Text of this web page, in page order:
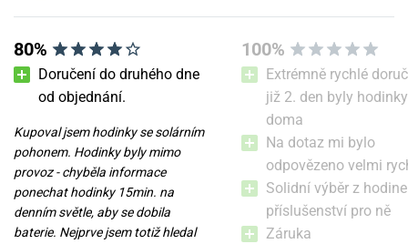
Traser P67 Officer Pro
GunMetal Black
Skladem v úterý 11. 8. u vás
12 200 Kč
Traser P67 Officer Pro
GunMetal Black Steel
Skladem v úterý 11. 8. u vás
15 200 Kč
80%
Doručení do druhého dne
od objednání.
Kupoval jsem hodinky se solárním
pohonem. Hodinky byly mimo
provoz - chyběla informace
ponechat hodinky 15min. na
denním světle, aby se dobila
baterie. Nejprve jsem totiž hledal
100%
Extrémně rychlé
již 2. den byly hodinky
doma
Na dotaz mi bylo
odpovězeno velmi
Solidní výběr z
příslušenství pro ně
Záruka